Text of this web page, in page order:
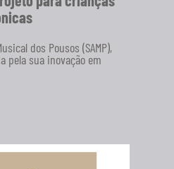
dos Pousos (SAMP),
pela sua inovação em